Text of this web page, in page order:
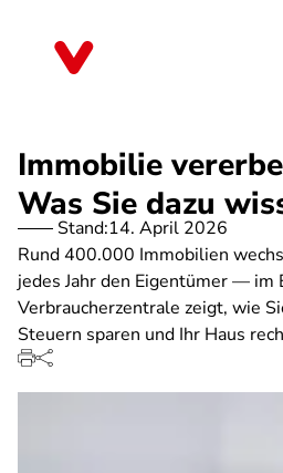
Immobilie
Was Sie dazu
Stand:14. April 2026
Rund 400.000 Immobilien
jedes Jahr den Eigentümer — im
Verbraucherzentrale zeigt, wie
Steuern sparen und Ihr Haus